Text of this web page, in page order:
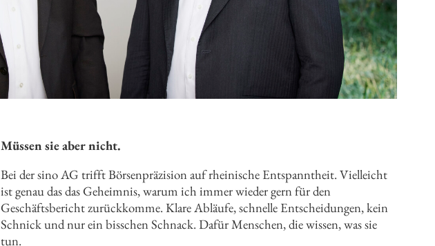
Müssen sie aber nicht.
Bei der sino AG trifft Börsenpräzision auf rheinische Entspanntheit. Vielleicht
ist genau das das Geheimnis, warum ich immer wieder gern für den
Geschäftsbericht zurückkomme. Klare Abläufe, schnelle Entscheidungen, kein
Schnick und nur ein bisschen Schnack. Dafür Menschen, die wissen, was sie
tun.